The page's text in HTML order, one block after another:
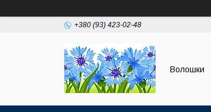
+380 (93) 423-02-48
Волошки